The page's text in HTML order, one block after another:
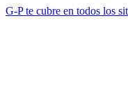
G-P te cubre en todos los